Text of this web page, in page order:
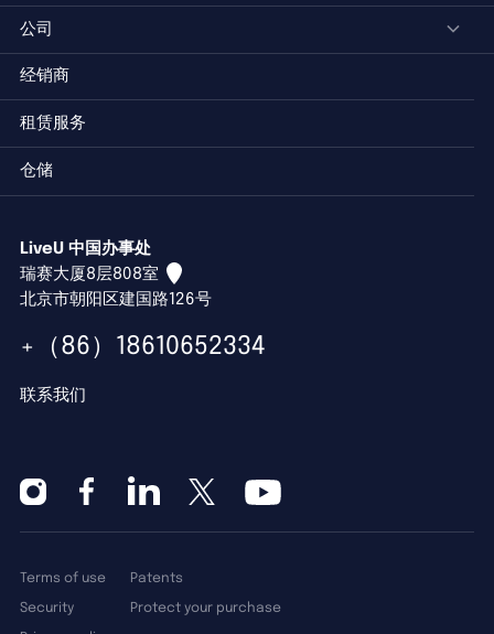
公司
经销商
租赁服务
仓储
LiveU 中国办事处
瑞赛大厦8层808室
北京市朝阳区建国路126号
+（86）18610652334
联系我们
Terms of use
Security
Patents
Protect your purchase